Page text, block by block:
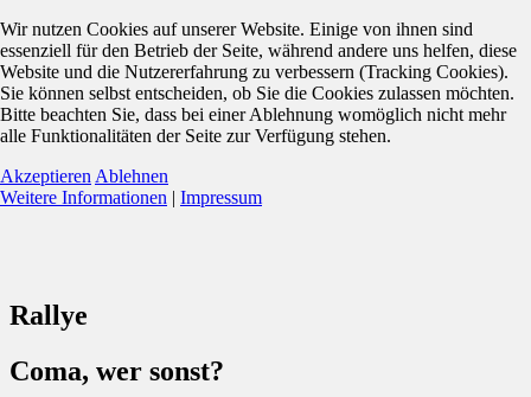
Rallye
Coma, wer sonst?
Wir nutzen Cookies auf unserer Website. Einige von ihnen sind
essenziell für den Betrieb der Seite, während andere uns helfen, diese
Website und die Nutzererfahrung zu verbessern (Tracking Cookies).
Sie können selbst entscheiden, ob Sie die Cookies zulassen möchten.
Bitte beachten Sie, dass bei einer Ablehnung womöglich nicht mehr
alle Funktionalitäten der Seite zur Verfügung stehen.
Akzeptieren Ablehnen
Weitere Informationen | Impressum